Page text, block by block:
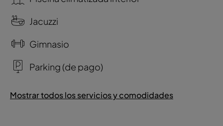
Jacuzzi
Gimnasio
Parking (de pago)
Mostrar todos los servicios y comodidades